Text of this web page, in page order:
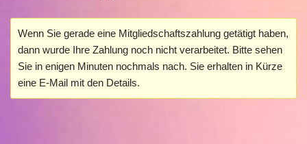
Wenn Sie gerade eine Mitgliedschaftszahlung getätigt haben,
dann wurde Ihre Zahlung noch nicht verarbeitet. Bitte sehen
Sie in enigen Minuten nochmals nach. Sie erhalten in Kürze
eine E-Mail mit den Details.